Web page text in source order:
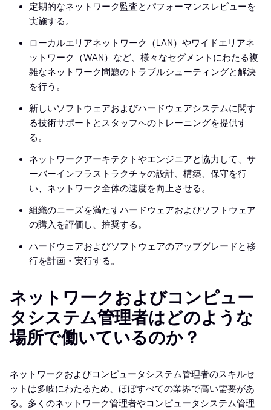
定期的なネットワーク監査とパフォーマンスレビューを
実施する。
ローカルエリアネットワーク（LAN）やワイドエリアネ
ットワーク（WAN）など、様々なセグメントにわたる複
雑なネットワーク問題のトラブルシューティングと解決
を行う。
新しいソフトウェアおよびハードウェアシステムに関す
る技術サポートとスタッフへのトレーニングを提供す
る。
ネットワークアーキテクトやエンジニアと協力して、サ
ーバーインフラストラクチャの設計、構築、保守を行
い、ネットワーク全体の速度を向上させる。
組織のニーズを満たすハードウェアおよびソフトウェア
の購入を評価し、推奨する。
ハードウェアおよびソフトウェアのアップグレードと移
行を計画・実行する。
ネットワークおよびコンピュー
タシステム管理者はどのような
場所で働いているのか？
ネットワークおよびコンピュータシステム管理者のスキルセ
ットは多岐にわたるため、ほぼすべての業界で高い需要があ
る。多くのネットワーク管理者やコンピュータシステム管理